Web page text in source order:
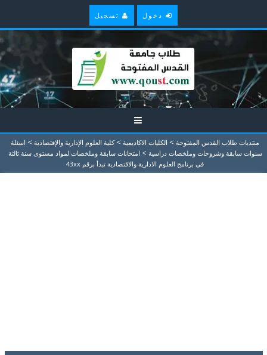
دخول تسجيل
منتديات طلاب القدس المفتوحة > الكليات الاكاديمية > كلية العلوم الإدارية والإقتصادية > اسئلة
سنوات سابقة وشروحات وملخصات دراسية > امتحانات سابقة وملخصات لمواد مستوى سنة ثالثة
في برنامج العلوم الادارية والاقتصادية تبدأ برقم 43xx